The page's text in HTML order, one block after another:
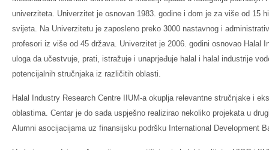
univerziteta. Univerzitet je osnovan 1983. godine i dom je za više od 15
svijeta. Na Univerzitetu je zaposleno preko 3000 nastavnog i
profesori iz više od 45 država. Univerzitet je 2006. godini osnovao Halal
uloga da učestvuje, prati, istražuje i unaprjeđuje halal i halal industrije
potencijalnih stručnjaka iz različitih oblasti.
Halal Industry Research Centre IIUM-a okuplja relevantne stručnjake i
oblastima. Centar je do sada uspješno realizirao nekoliko projekata u
Alumni asocijacijama uz finansijsku podršku International Development